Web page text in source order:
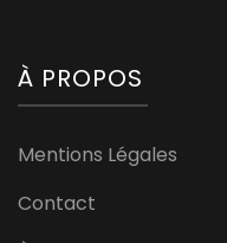
À PROPOS
Mentions Légales
Contact